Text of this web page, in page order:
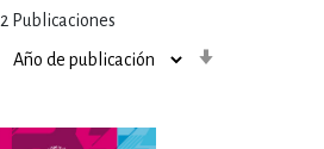
2 Publicaciones